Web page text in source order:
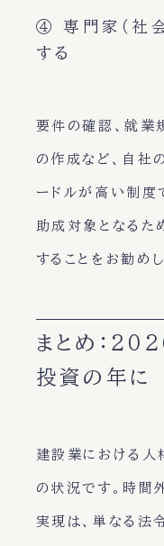
④ 専門家（社
する
要件の確認、就業
の作成など、自社
ードルが高い制度
助成対象となるた
することをお勧め
まとめ：
投資の年に
建設業における人
の状況です。時間
実現は、単なる法